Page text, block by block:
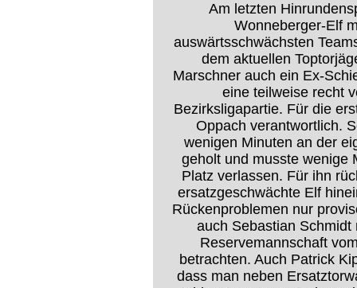
Am letzten
Wonneberger-Elf
auswärtsschwächsten
dem aktuellen
Marschner auch ein Ex-
eine teilweise recht
Bezirksligapartie. Für die
Oppach verantwortlich.
wenigen Minuten an der
geholt und musste wenige
Platz verlassen. Für ihn
ersatzgeschwächte Elf
Rückenproblemen nur
auch Sebastian
Reservemannschaft
betrachten. Auch Patrick
dass man neben